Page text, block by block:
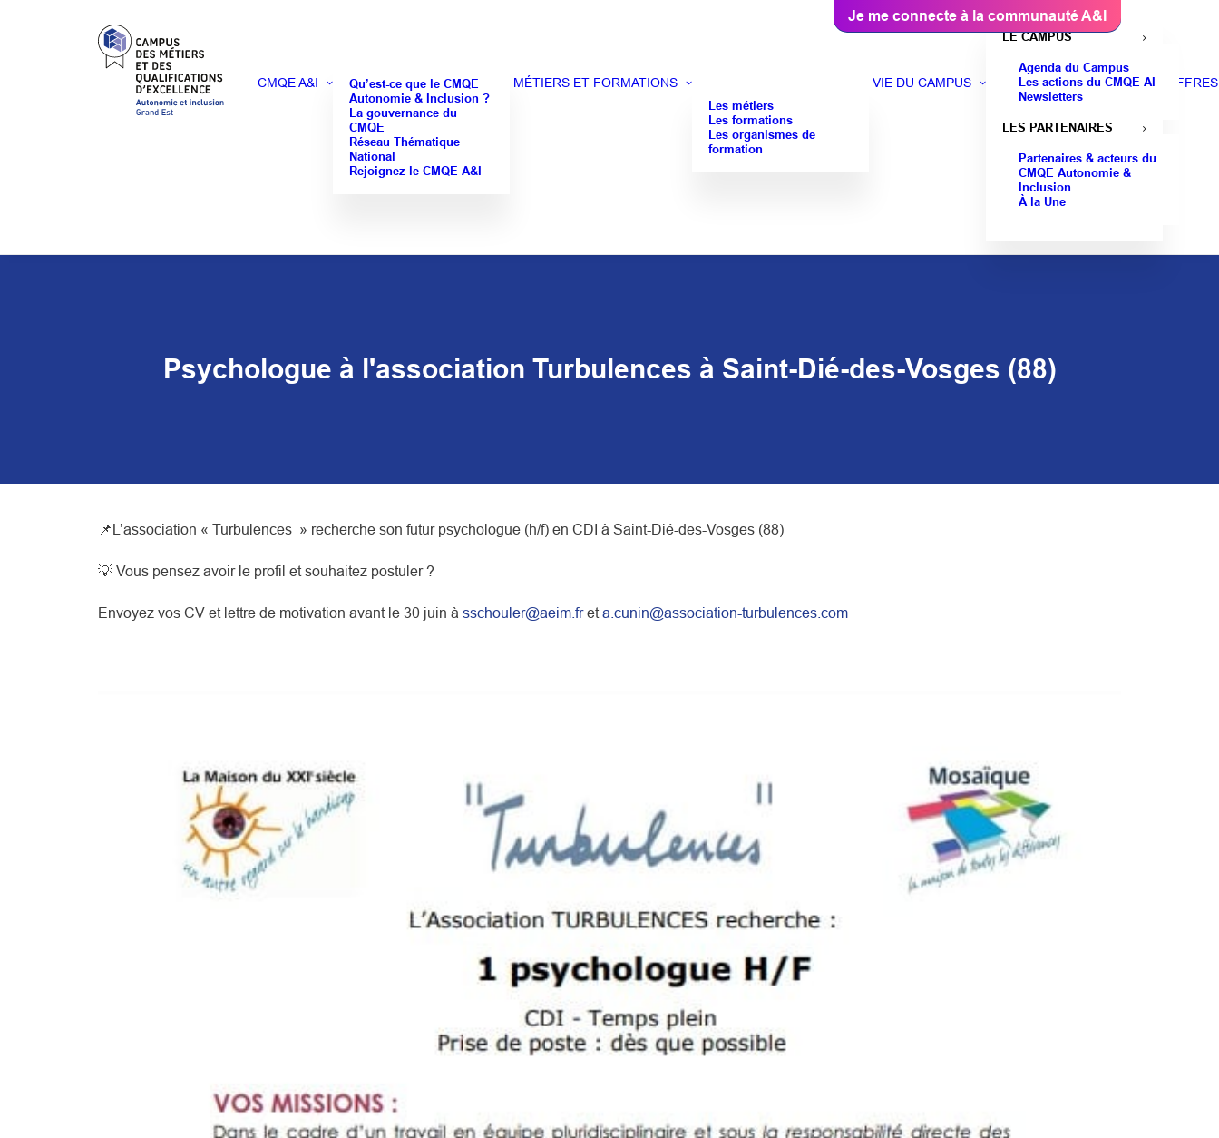
Je me connecte à la communauté A&I
CMQE A&I
Qu’est-ce que le CMQE
Autonomie & Inclusion ?
La gouvernance du
CMQE
Réseau Thématique
National
Rejoignez le CMQE A&I
MÉTIERS ET FORMATIONS
Les métiers
Les formations
Les organismes de
formation
VIE DU CAMPUS
LE CAMPUS
Agenda du Campus
Les actions du CMQE AI
Newsletters
LES PARTENAIRES
Partenaires & acteurs du
CMQE Autonomie &
Inclusion
À la Une
Psychologue à l'association Turbulences à Saint-Dié-des-Vosges (88)
📌L’association « Turbulences » recherche son futur psychologue (h/f) en CDI à Saint-Dié-des-Vosges (88)
💡 Vous pensez avoir le profil et souhaitez postuler ?
Envoyez vos CV et lettre de motivation avant le 30 juin à sschouler@aeim.freta.cunin@association-turbulences.com